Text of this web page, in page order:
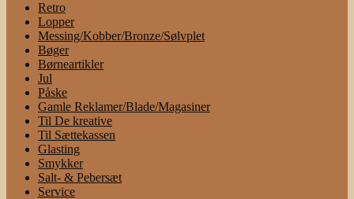
Retro
Lopper
Messing/Kobber/Bronze/Sølvplet
Bøger
Børneartikler
Jul
Påske
Gamle Reklamer/Blade/Magasiner
Til De kreative
Til Sættekassen
Glasting
Smykker
Salt- & Pebersæt
Service